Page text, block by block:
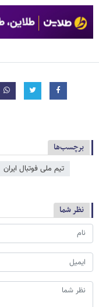
برچسب‌ها
تیم ملی فوتبال ایران
نظر شما